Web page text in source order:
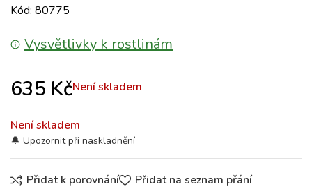
Kód: 80775
Vysvětlivky k rostlinám
635 KčNení skladem
Není skladem
Přidat k porovnání Přidat na seznam přání